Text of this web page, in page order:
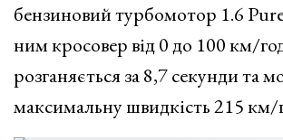
бензиновий турбомотор 1.6
ним кросовер від 0 до 100 км/
розганяється за 8,7 секунди та
максимальну швидкість 215 км/